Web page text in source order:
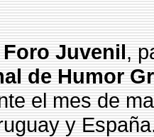
Foro Juvenil,
de Humor
el mes de
y